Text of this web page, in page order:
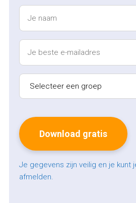
Je gegevens zijn veilig en je kunt
afmelden.